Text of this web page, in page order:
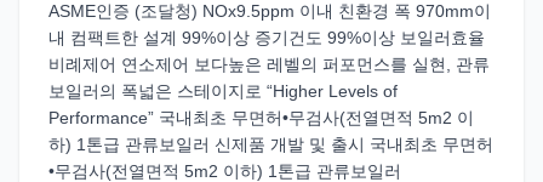
ASME인증 (조달청) NOx9.5ppm 이내 친환경 폭 970mm이
내 컴팩트한 설계 99%이상 증기건도 99%이상 보일러효율
비례제어 연소제어 보다높은 레벨의 퍼포먼스를 실현, 관류
보일러의 폭넓은 스테이지로 “Higher Levels of
Performance” 국내최초 무면허•무검사(전열면적 5m2 이
하) 1톤급 관류보일러 신제품 개발 및 출시 국내최초 무면허
•무검사(전열면적 5m2 이하) 1톤급 관류보일러